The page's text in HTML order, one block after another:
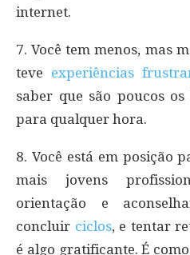
internet.
7. Você tem menos, mas
teve experiências
saber que são poucos
para qualquer hora.
8. Você está em posição
mais jovens
orientação e
concluir ciclos, e tentar
é algo gratificante. É